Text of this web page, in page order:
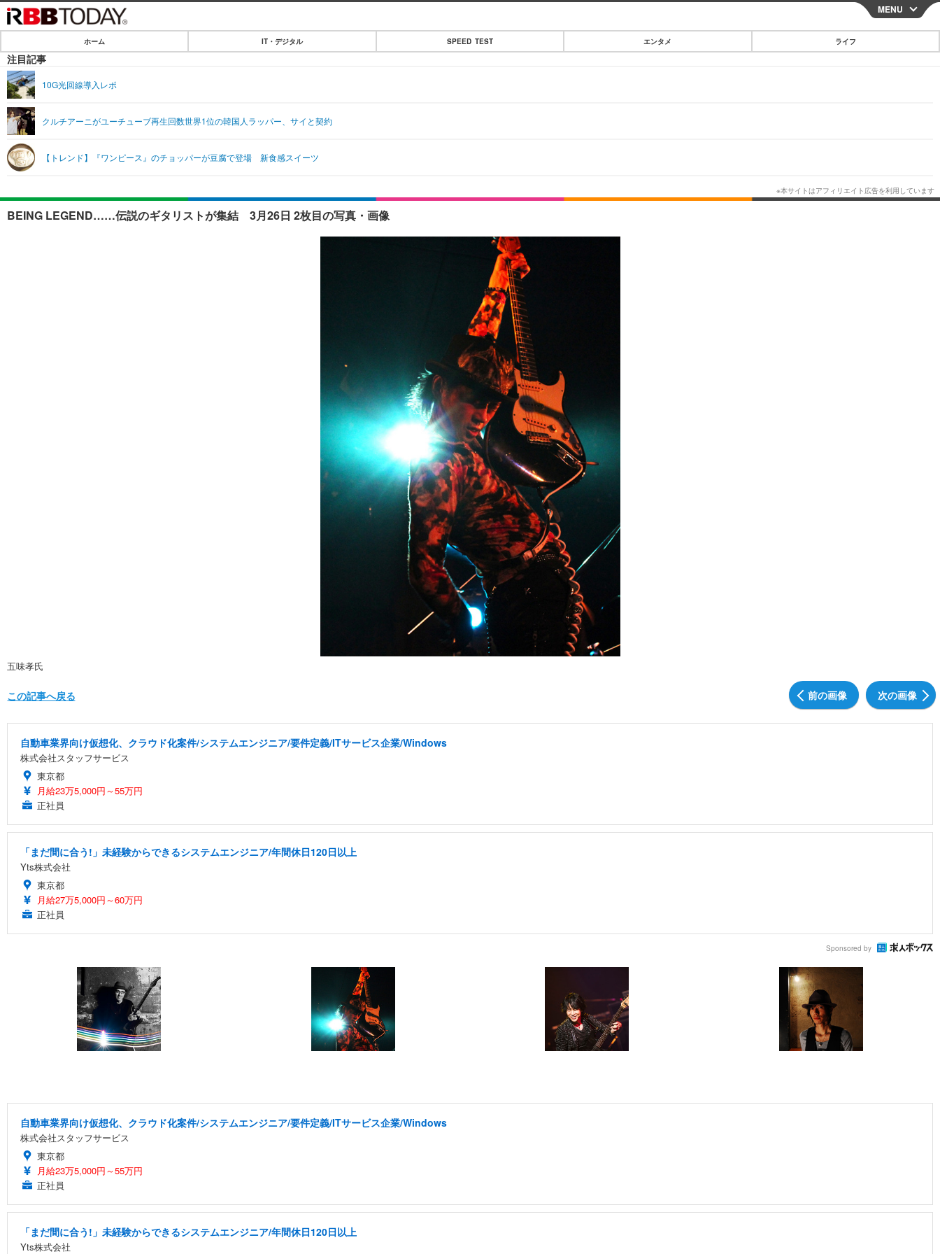
CLOSE
IT・デジタル
ショッピング
SPEED TEST
エンタメ
エンタメTOP
音楽
ライフ
ライフTOP グルメ
ペット
リリース一覧
MENU
ホーム IT・デジタル SPEED TEST エンタメ ライフ
注目記事
10G光回線導入レポ
クルチアーニがユーチューブ再生回数世界1位の韓国人ラッパー、サイと契約
【トレンド】『ワンピース』のチョッパーが豆腐で登場 新食感スイーツ
BEING LEGEND……伝説のギタリストが集結 3月26日 2枚目の写真・画像
五味孝氏
前の画像 次の画像
この記事へ戻る
自動車業界向け仮想化、クラウド化案件/システムエンジニア/要件定義/ITサービス企業/Windows
株式会社スタッフサービス
東京都
月給23万5,000円～55万円
正社員
「まだ間に合う!」未経験からできるシステムエンジニア/年間休日120日以上
Yts株式会社
東京都
月給27万5,000円～60万円
正社員
Sponsored by
自動車業界向け仮想化、クラウド化案件/システムエンジニア/要件定義/ITサービス企業/Windows
株式会社スタッフサービス
東京都
月給23万5,000円～55万円
正社員
「まだ間に合う!」未経験からできるシステムエンジニア/年間休日120日以上
Yts株式会社